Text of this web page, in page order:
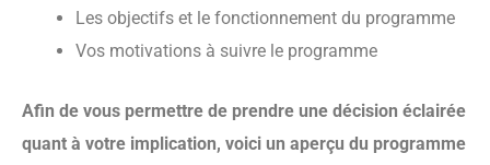
Les objectifs et le fonctionnement du programme
Vos motivations à suivre le programme
Afin de vous permettre de prendre une décision éclairée
quant à votre implication, voici un aperçu du programme